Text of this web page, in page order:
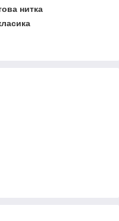
нитка